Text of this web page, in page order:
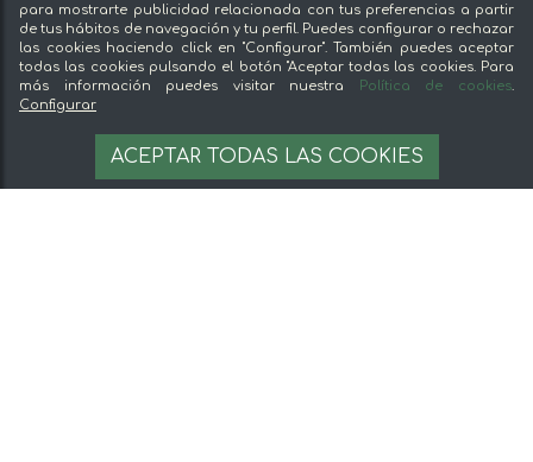
para mostrarte publicidad relacionada con tus preferencias a partir
de tus hábitos de navegación y tu perfil. Puedes configurar o rechazar
las cookies haciendo click en "Configurar". También puedes aceptar
todas las cookies pulsando el botón "Aceptar todas las cookies. Para
más información puedes visitar nuestra
Política de cookies.
Configurar
ACEPTAR TODAS LAS COOKIES